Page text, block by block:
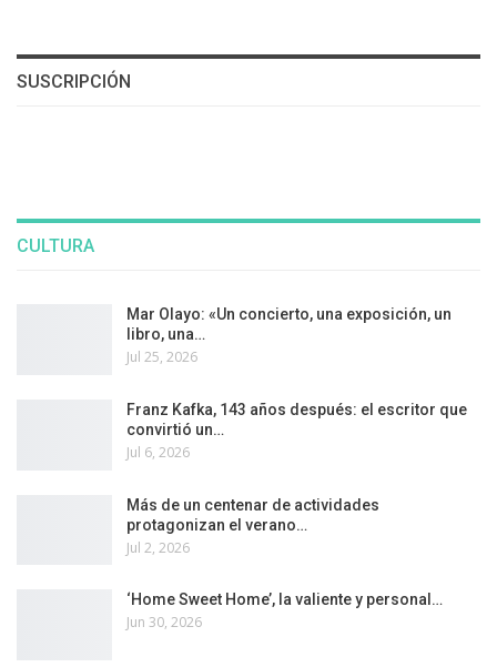
SUSCRIPCIÓN
CULTURA
Mar Olayo: «Un concierto, una exposición, un
libro, una…
Jul 25, 2026
Franz Kafka, 143 años después: el escritor que
convirtió un…
Jul 6, 2026
Más de un centenar de actividades
protagonizan el verano…
Jul 2, 2026
‘Home Sweet Home’, la valiente y personal…
Jun 30, 2026